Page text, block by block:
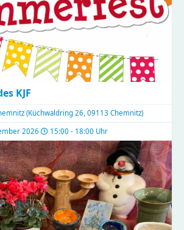
KJF
(Küchwaldring 26, 09113 Chemnitz)
2026
15:00 - 18:00 Uhr